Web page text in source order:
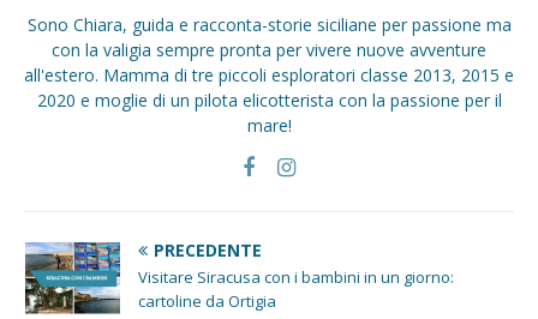
Sono Chiara, guida e racconta-storie siciliane per passione ma
con la valigia sempre pronta per vivere nuove avventure
all'estero. Mamma di tre piccoli esploratori classe 2013, 2015 e
2020 e moglie di un pilota elicotterista con la passione per il
mare!
PRECEDENTE
Visitare Siracusa con i bambini in un giorno:
cartoline da Ortigia